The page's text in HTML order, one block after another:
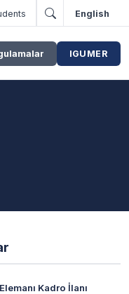
English
IGUMER
Kadro İlanı